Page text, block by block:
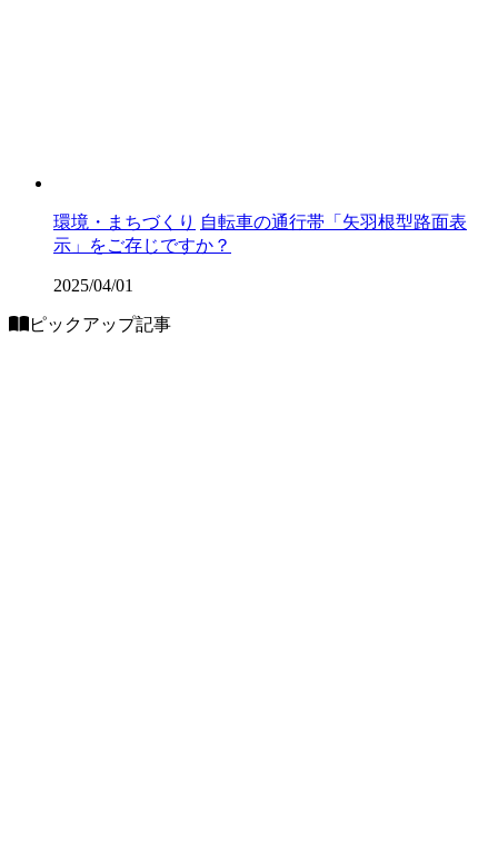
環境・まちづくり 自転車の通行帯「矢羽根型路面表
示」をご存じですか？
2025/04/01
ピックアップ記事